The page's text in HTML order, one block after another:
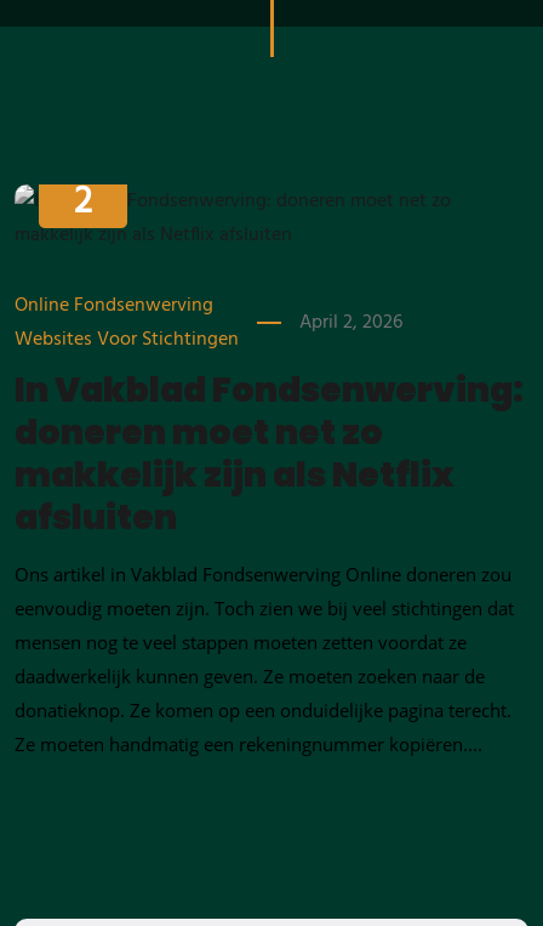
2
Online Fondsenwerving
Websites Voor Stichtingen
April 2, 2026
In Vakblad Fondsenwerving:
doneren moet net zo
makkelijk zijn als Netflix
afsluiten
Ons artikel in Vakblad Fondsenwerving Online doneren zou
eenvoudig moeten zijn. Toch zien we bij veel stichtingen dat
mensen nog te veel stappen moeten zetten voordat ze
daadwerkelijk kunnen geven. Ze moeten zoeken naar de
donatieknop. Ze komen op een onduidelijke pagina terecht.
Ze moeten handmatig een rekeningnummer kopiëren....